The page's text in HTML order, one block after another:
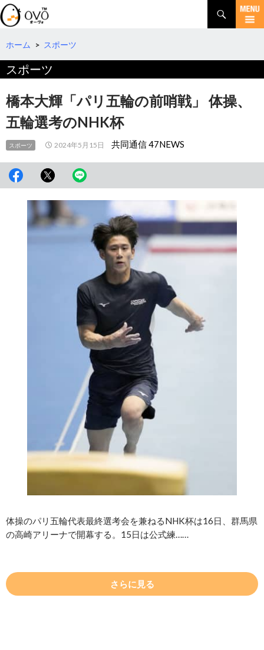
検
索
コ
テ
へ
動
ホーム > スポーツ
スポーツ
橋本大輝「パリ五輪の前哨戦」 体操、
五輪選考のNHK杯
スポーツ 2024年5月15日 共同通信 47NEWS
体操のパリ五輪代表最終選考会を兼ねるNHK杯は16日、群馬県
の高崎アリーナで開幕する。15日は公式練……
さらに見る